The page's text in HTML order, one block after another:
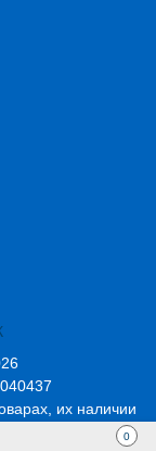
0
их наличии
в значении